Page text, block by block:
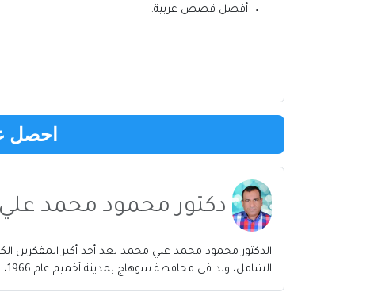
أفضل قصص عربية.
احصل
دكتور محمود محمد علي
الدكتور محمود محمد علي محمد يعد أحد أكبر المفكرين
الشامل، ولد في محافظة سوهاج بمدينة أخميم عام 1966، ومنذ نعومة أظافره نشأ في الكتاتيب التي ك